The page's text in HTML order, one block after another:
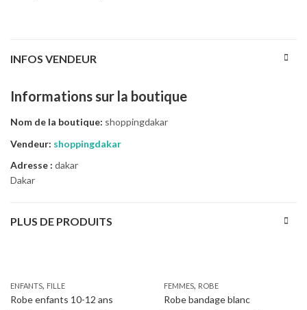
INFOS VENDEUR
Informations sur la boutique
Nom de la boutique: shoppingdakar
Vendeur: shoppingdakar
Adresse : dakar
Dakar
PLUS DE PRODUITS
ENFANTS, FILLE
Robe enfants 10-12 ans
FEMMES, ROBE
Robe bandage blanc